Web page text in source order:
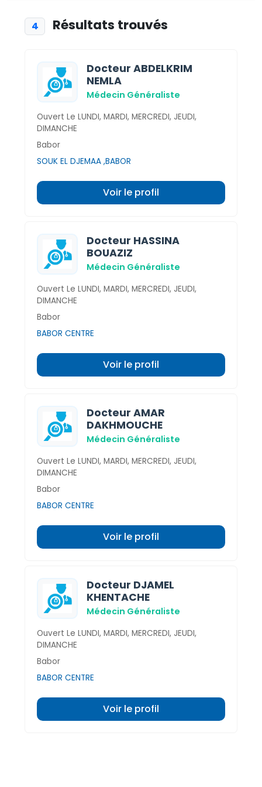
4 Résultats trouvés
Docteur ABDELKRIM
NEMLA
Médecin Généraliste
Ouvert Le LUNDI, MARDI, MERCREDI, JEUDI,
DIMANCHE
Babor
SOUK EL DJEMAA ,BABOR
Voir le profil
Docteur HASSINA
BOUAZIZ
Médecin Généraliste
Ouvert Le LUNDI, MARDI, MERCREDI, JEUDI,
DIMANCHE
Babor
BABOR CENTRE
Voir le profil
Docteur AMAR
DAKHMOUCHE
Médecin Généraliste
Ouvert Le LUNDI, MARDI, MERCREDI, JEUDI,
DIMANCHE
Babor
BABOR CENTRE
Voir le profil
Docteur DJAMEL
KHENTACHE
Médecin Généraliste
Ouvert Le LUNDI, MARDI, MERCREDI, JEUDI,
DIMANCHE
Babor
BABOR CENTRE
Voir le profil